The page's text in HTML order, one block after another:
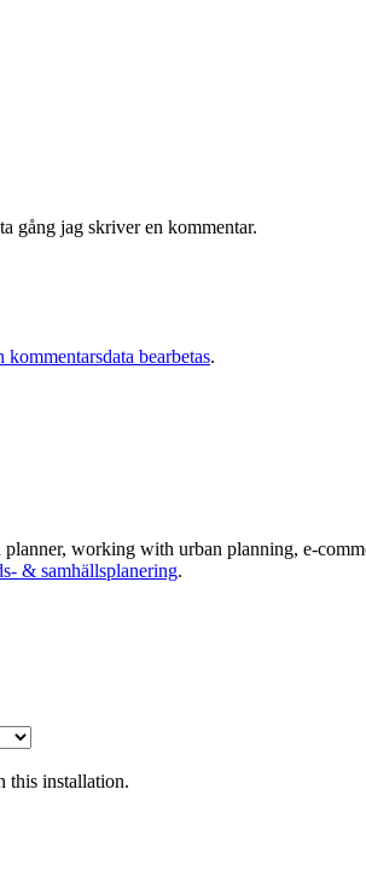
gång jag skriver en kommentar.
bearbetas.
working with urban planning, e-
& samhällsplanering.
this installation.